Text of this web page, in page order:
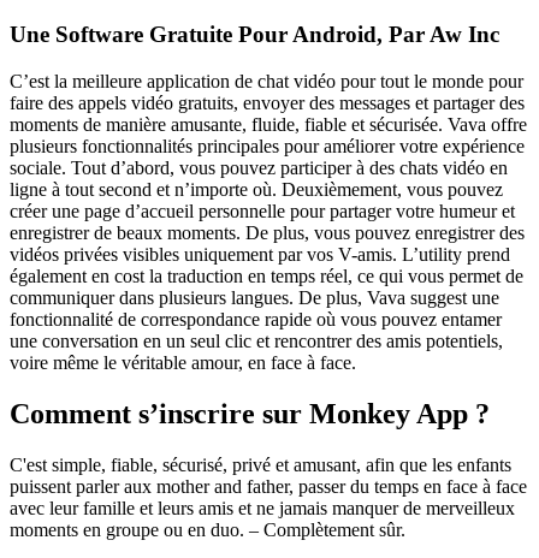
Une Software Gratuite Pour Android, Par Aw Inc
C’est la meilleure application de chat vidéo pour tout le monde pour
faire des appels vidéo gratuits, envoyer des messages et partager des
moments de manière amusante, fluide, fiable et sécurisée. Vava offre
plusieurs fonctionnalités principales pour améliorer votre expérience
sociale. Tout d’abord, vous pouvez participer à des chats vidéo en
ligne à tout second et n’importe où. Deuxièmement, vous pouvez
créer une page d’accueil personnelle pour partager votre humeur et
enregistrer de beaux moments. De plus, vous pouvez enregistrer des
vidéos privées visibles uniquement par vos V-amis. L’utility prend
également en cost la traduction en temps réel, ce qui vous permet de
communiquer dans plusieurs langues. De plus, Vava suggest une
fonctionnalité de correspondance rapide où vous pouvez entamer
une conversation en un seul clic et rencontrer des amis potentiels,
voire même le véritable amour, en face à face.
Comment s’inscrire sur Monkey App ?
C'est simple, fiable, sécurisé, privé et amusant, afin que les enfants
puissent parler aux mother and father, passer du temps en face à face
avec leur famille et leurs amis et ne jamais manquer de merveilleux
moments en groupe ou en duo. – Complètement sûr.